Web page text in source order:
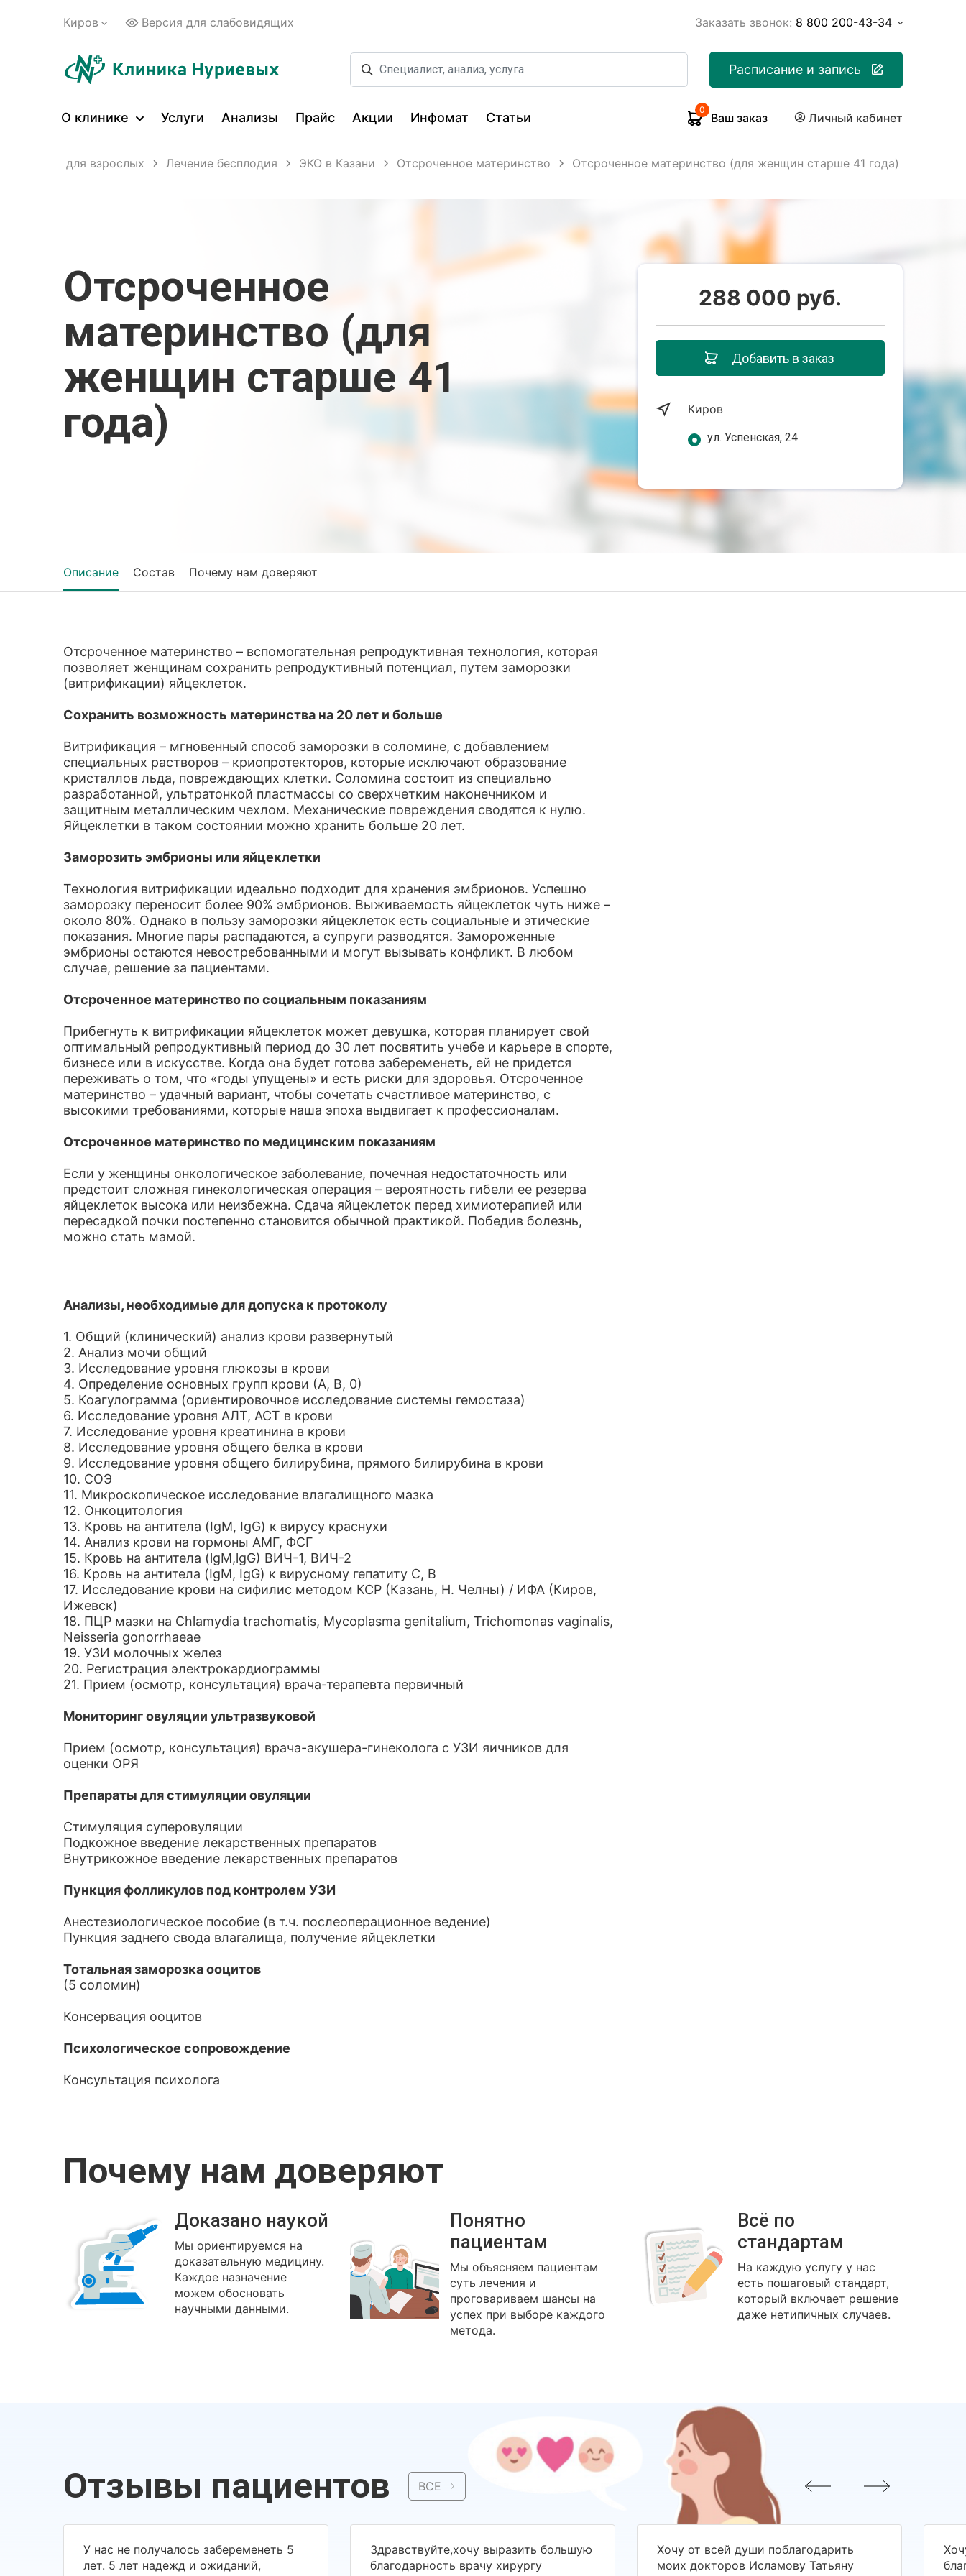
Киров Версия для слабовидящих Заказать звонок: 8 800 200-43-34
Расписание и запись
О клинике Услуги Анализы Прайс Акции Инфомат Статьи
0
Ваш заказ Личный кабинет
услуги для взрослых Лечение бесплодия ЭКО в Казани Отсроченное материнство Отсроченное материнство (для женщин старше 41 года)
Отсроченное
материнство (для
женщин старше 41
года)
288 000 руб.
Добавить в заказ
Киров
ул. Успенская, 24
Описание Состав Почему нам доверяют
Отсроченное материнство – вспомогательная репродуктивная технология, которая
позволяет женщинам сохранить репродуктивный потенциал, путем заморозки
(витрификации) яйцеклеток.
Сохранить возможность материнства на 20 лет и больше
Витрификация – мгновенный способ заморозки в соломине, с добавлением
специальных растворов – криопротекторов, которые исключают образование
кристаллов льда, повреждающих клетки. Соломина состоит из специально
разработанной, ультратонкой пластмассы со сверхчетким наконечником и
защитным металлическим чехлом. Механические повреждения сводятся к нулю.
Яйцеклетки в таком состоянии можно хранить больше 20 лет.
Заморозить эмбрионы или яйцеклетки
Технология витрификации идеально подходит для хранения эмбрионов. Успешно
заморозку переносит более 90% эмбрионов. Выживаемость яйцеклеток чуть ниже –
около 80%. Однако в пользу заморозки яйцеклеток есть социальные и этические
показания. Многие пары распадаются, а супруги разводятся. Замороженные
эмбрионы остаются невостребованными и могут вызывать конфликт. В любом
случае, решение за пациентами.
Отсроченное материнство по социальным показаниям
Прибегнуть к витрификации яйцеклеток может девушка, которая планирует свой
оптимальный репродуктивный период до 30 лет посвятить учебе и карьере в спорте,
бизнесе или в искусстве. Когда она будет готова забеременеть, ей не придется
переживать о том, что «годы упущены» и есть риски для здоровья. Отсроченное
материнство – удачный вариант, чтобы сочетать счастливое материнство, с
высокими требованиями, которые наша эпоха выдвигает к профессионалам.
Отсроченное материнство по медицинским показаниям
Если у женщины онкологическое заболевание, почечная недостаточность или
предстоит сложная гинекологическая операция – вероятность гибели ее резерва
яйцеклеток высока или неизбежна. Сдача яйцеклеток перед химиотерапией или
пересадкой почки постепенно становится обычной практикой. Победив болезнь,
можно стать мамой.
Анализы, необходимые для допуска к протоколу
1. Общий (клинический) анализ крови развернутый
2. Анализ мочи общий
3. Исследование уровня глюкозы в крови
4. Определение основных групп крови (А, В, 0)
5. Коагулограмма (ориентировочное исследование системы гемостаза)
6. Исследование уровня АЛТ, АСТ в крови
7. Исследование уровня креатинина в крови
8. Исследование уровня общего белка в крови
9. Исследование уровня общего билирубина, прямого билирубина в крови
10. СОЭ
11. Микроскопическое исследование влагалищного мазка
12. Онкоцитология
13. Кровь на антитела (IgM, IgG) к вирусу краснухи
14. Анализ крови на гормоны АМГ, ФСГ
15. Кровь на антитела (lgM,lgG) ВИЧ-1, ВИЧ-2
16. Кровь на антитела (IgM, IgG) к вирусному гепатиту С, В
17. Исследование крови на сифилис методом КСР (Казань, Н. Челны) / ИФА (Киров,
Ижевск)
18. ПЦР мазки на Chlamydia trachomatis, Mycoplasma genitalium, Trichomonas vaginalis,
Neisseria gonorrhaeae
19. УЗИ молочных желез
20. Регистрация электрокардиограммы
21. Прием (осмотр, консультация) врача-терапевта первичный
Мониторинг овуляции ультразвуковой
Прием (осмотр, консультация) врача-акушера-гинеколога с УЗИ яичников для
оценки ОРЯ
Препараты для стимуляции овуляции
Стимуляция суперовуляции
Подкожное введение лекарственных препаратов
Внутрикожное введение лекарственных препаратов
Пункция фолликулов под контролем УЗИ
Анестезиологическое пособие (в т.ч. послеоперационное ведение)
Пункция заднего свода влагалища, получение яйцеклетки
Тотальная заморозка ооцитов
(5 соломин)
Консервация ооцитов
Психологическое сопровождение
Консультация психолога
Почему нам доверяют
Доказано наукой
Мы ориентируемся на
доказательную медицину.
Каждое назначение
можем обосновать
научными данными.
Понятно
пациентам
Мы объясняем пациентам
суть лечения и
проговариваем шансы на
успех при выборе каждого
метода.
Всё по
стандартам
На каждую услугу у нас
есть пошаговый стандарт,
который включает решение
даже нетипичных случаев.
Отзывы пациентов ВСЕ
У нас не получалось забеременеть 5
лет. 5 лет надежд и ожиданий,
Здравствуйте,хочу выразить большую
благодарность врачу хирургу
Хочу от всей души поблагодарить
моих докторов Исламову Татьяну